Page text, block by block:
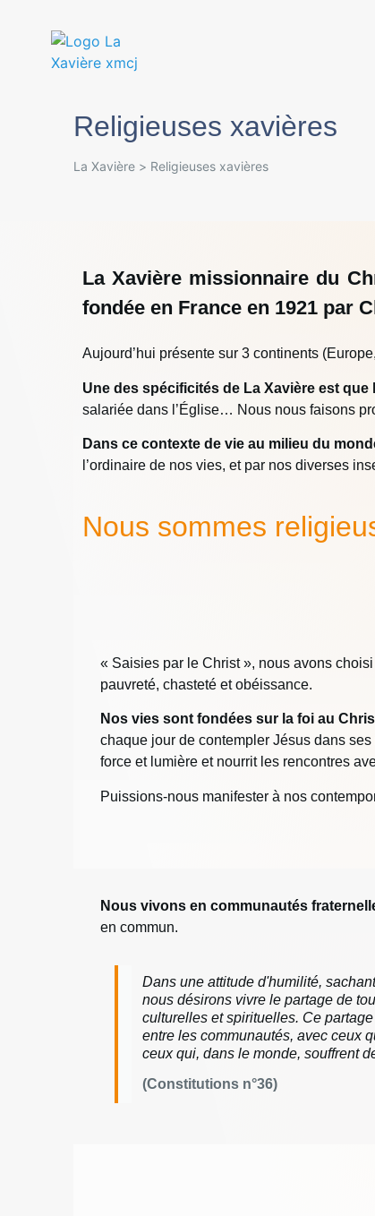
Religieuses xavières
La Xavière > Religieuses xavières
La Xavière missionnaire du
fondée en France en 1921 par
Aujourd’hui présente sur 3 continents
Une des spécificités de La Xavière est
salariée dans l’Église… Nous nous faisons
Dans ce contexte de vie au milieu du
l’ordinaire de nos vies, et par nos diverses
Nous sommes
« Saisies par le Christ », nous avons
pauvreté, chasteté et obéissance.
Nos vies sont fondées sur la foi au
chaque jour de contempler Jésus dans
force et lumière et nourrit les rencontres
Puissions-nous manifester à nos
Nous vivons en communautés
en commun.
Dans une attitude d'humilité,
nous désirons vivre le partage de
culturelles et spirituelles. Ce
entre les communautés, avec ceux
ceux qui, dans le monde, souffrent
(Constitutions n°36)